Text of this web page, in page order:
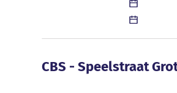
CBS - Speelstraat
CBS - Speelstraat